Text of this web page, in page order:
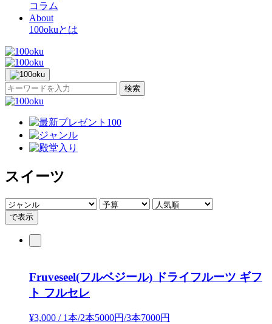
コラム
About
100okuとは
検索
スイーツ
Fruveseel(フルベジール) ドライフルーツ ギフ
ト フルセレ
¥3,000 / 1本/2本5000円/3本7000円